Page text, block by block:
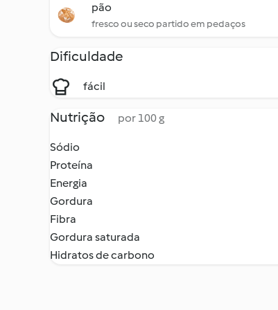
pão
fresco ou seco partido em pedaços
Dificuldade
fácil
Nutrição por 100 g
Sódio
Proteína
Energia
Gordura
Fibra
Gordura saturada
Hidratos de carbono